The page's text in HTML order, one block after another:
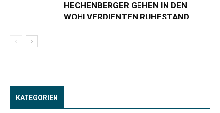
HECHENBERGER GEHEN IN DEN
WOHLVERDIENTEN RUHESTAND
KATEGORIEN